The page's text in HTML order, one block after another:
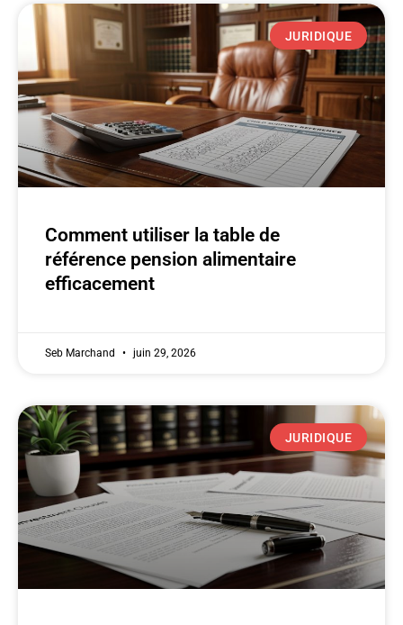
JURIDIQUE
Comment utiliser la table de
référence pension alimentaire
efficacement
Seb Marchand juin 29, 2026
JURIDIQUE